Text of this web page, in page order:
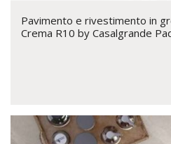
Pavimento e rivestimento in
Crema R10 by Casalgrande